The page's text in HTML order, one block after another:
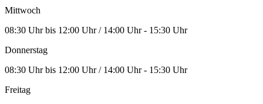
Mittwoch
08:30 Uhr bis 12:00 Uhr / 14:00 Uhr - 15:30 Uhr
Donnerstag
08:30 Uhr bis 12:00 Uhr / 14:00 Uhr - 15:30 Uhr
Freitag